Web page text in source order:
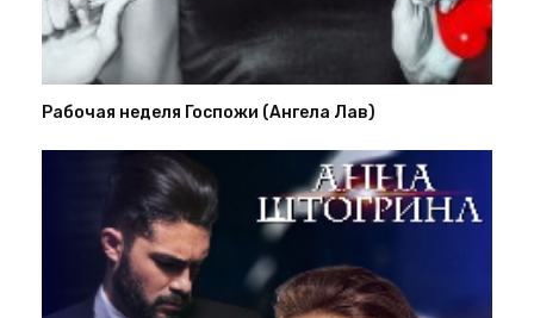
Рабочая неделя Госпожи (Ангела Лав)